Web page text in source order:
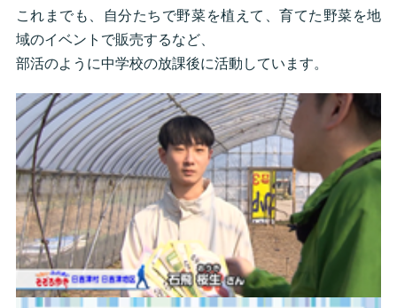
これまでも、自分たちで野菜を植えて、育てた野菜を地
域のイベントで販売するなど、
部活のように中学校の放課後に活動しています。